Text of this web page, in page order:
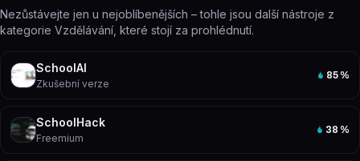
Nezůstávejte jen u nejoblíbenějších – tohle jsou další nástroje z
kategorie Vzdělávání, které stojí za prohlédnutí.
SchoolAI
Zkušební verze
85 %
SchoolHack
Freemium
38 %